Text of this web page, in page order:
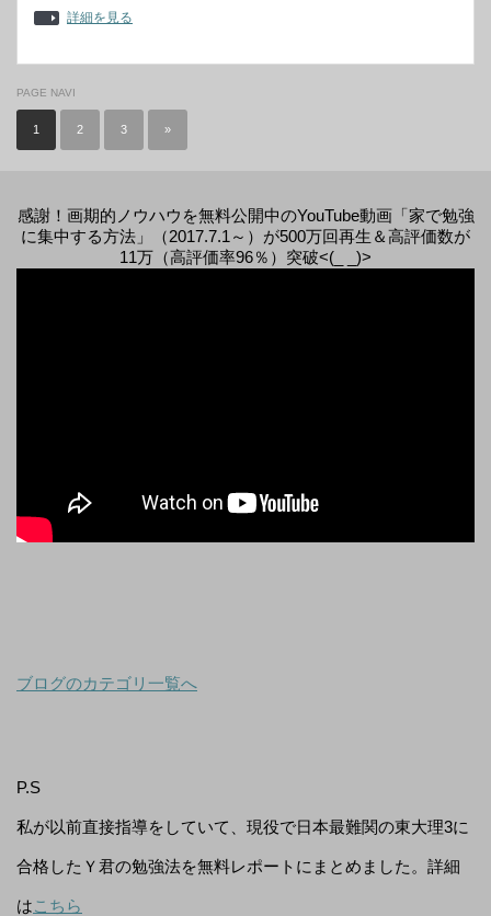
詳細を見る
PAGE NAVI
1 2 3 »
感謝！画期的ノウハウを無料公開中のYouTube動画「家で勉強
に集中する方法」（2017.7.1～）が500万回再生＆高評価数が
11万（高評価率96％）突破<(_ _)>
ブログのカテゴリ一覧へ
P.S
私が以前直接指導をしていて、現役で日本最難関の東大理3に
合格したＹ君の勉強法を無料レポートにまとめました。詳細
はこちら